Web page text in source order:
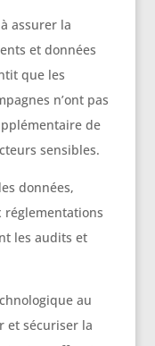
assurer la
et données
que les
n’ont pas
de
sensibles.
données,
réglementations
les audits et
au
et sécuriser la